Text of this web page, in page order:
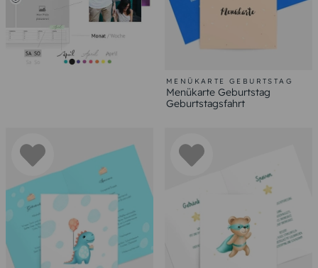
MENÜKARTE GEBURTSTAG
Menükarte Geburtstag
Geburtstagsfahrt